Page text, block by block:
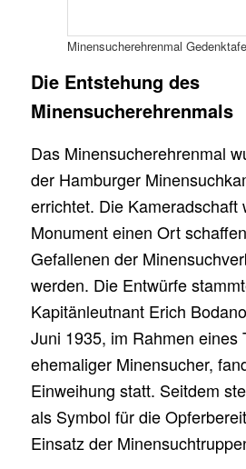
Minensucherehrenmal
Die Entstehung des
Minensucherehrenmals
Das Minensucherehrenmal
der Hamburger
errichtet. Die Kameradschaft
Monument einen Ort
Gefallenen der
werden. Die Entwürfe
Kapitänleutnant Erich
Juni 1935, im Rahmen eines
ehemaliger Minensucher,
Einweihung statt. Seitdem
als Symbol für die
Einsatz der